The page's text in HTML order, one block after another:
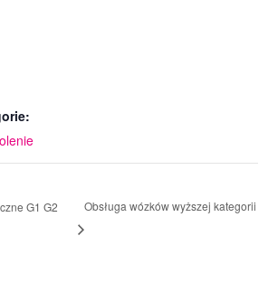
G1 G2
Obsługa wózków wyższej kategorii